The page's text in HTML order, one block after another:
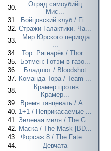
30.
Отряд самоубийц:
Мис...
31.
Бойцовский клуб / Fi...
32. Стражи Галактики. Ча...
33.
Мир Юрского периода
...
34.
Тор: Рагнарёк / Thor...
35.
Бэтмен: Готэм в газо...
36.
Бладшот / Bloodshot
37. Команда Тора / Team ...
38.
Крамер против
Крамер...
39.
Время танцевать / A ...
40. 1+1 / Неприкасаемые ...
41. Зеленая миля / The G...
42. Маска / The Mask [BD...
43. Форсаж 8 / The Fate ...
44.
Девчата